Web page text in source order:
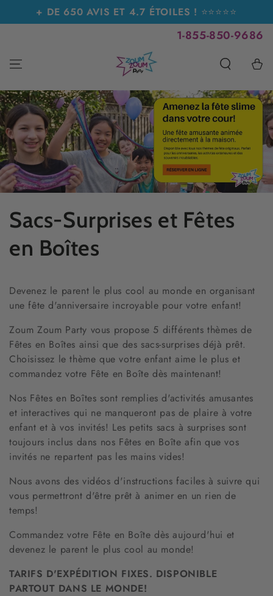
IGNORER LE
CONTENU
+ DE 650 AVIS ET 4.7 ÉTOILES ! ⭐⭐⭐⭐⭐
1-855-850-9686
Panier
Collection:
Sacs-Surprises et Fêtes
en Boîtes
Devenez le parent le plus cool au monde en organisant
une fête d'anniversaire incroyable pour votre enfant!
Zoum Zoum Party vous propose 5 différents thèmes de
Fêtes en Boîtes ainsi que des sacs-surprises déjà prêt.
Choisissez le thème que votre enfant aime le plus et
commandez votre Fête en Boîte dès maintenant!
Nos Fêtes en Boîtes sont remplies d'activités amusantes
et interactives qui ne manqueront pas de plaire à votre
enfant et à vos invités! Les petits sacs à surprises sont
toujours inclus dans nos Fêtes en Boîte afin que vos
invités ne repartent pas les mains vides!
Nous avons des vidéos d'instructions faciles à suivre qui
vous permettront d'être prêt à animer en un rien de
temps!
Commandez votre Fête en Boîte dès aujourd'hui et
devenez le parent le plus cool au monde!
TARIFS D'EXPÉDITION FIXES. DISPONIBLE
PARTOUT DANS LE MONDE!